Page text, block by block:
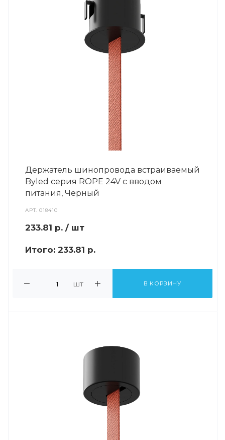
Держатель шинопровода встраиваемый
Byled серия ROPE 24V с вводом
питания, Черный
АРТ.018410
233.81 р. / шт
Итого: 233.81 р.
шт В КОРЗИНУ